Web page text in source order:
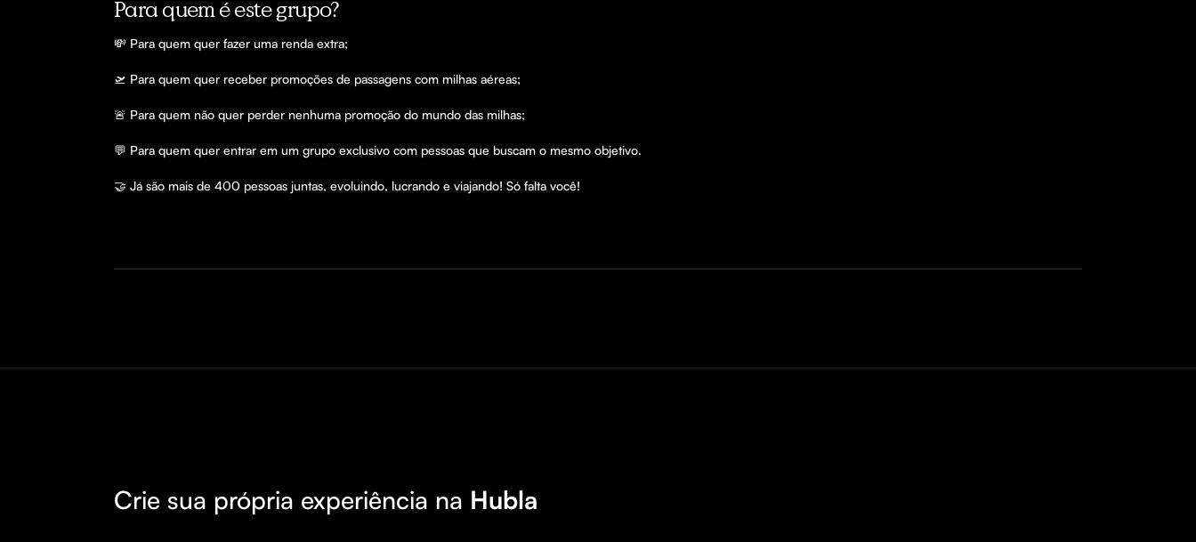
Para quem é este grupo?
💸 Para quem quer fazer uma renda extra;
🛫 Para quem quer receber promoções de passagens com milhas aéreas;
🚨 Para quem não quer perder nenhuma promoção do mundo das milhas;
💬 Para quem quer entrar em um grupo exclusivo com pessoas que buscam o mesmo objetivo.
🤝 Já são mais de 400 pessoas juntas, evoluindo, lucrando e viajando! Só falta você!
Crie sua própria experiência na Hubla